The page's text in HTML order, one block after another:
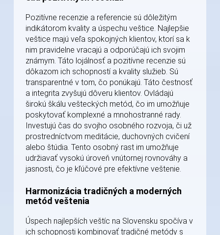
Pozitívne recenzie a referencie sú dôležitým
indikátorom kvality a úspechu veštice. Najlepšie
veštice majú veľa spokojných klientov, ktorí sa k
nim pravidelne vracajú a odporúčajú ich svojim
známym. Táto lojálnosť a pozitívne recenzie sú
dôkazom ich schopností a kvality služieb. Sú
transparentné v tom, čo ponúkajú. Táto čestnosť
a integrita zvyšujú dôveru klientov. Ovládajú
širokú škálu vešteckých metód, čo im umožňuje
poskytovať komplexné a mnohostranné rady.
Investujú čas do svojho osobného rozvoja, či už
prostredníctvom meditácie, duchovných cvičení
alebo štúdia. Tento osobný rast im umožňuje
udržiavať vysokú úroveň vnútornej rovnováhy a
jasnosti, čo je kľúčové pre efektívne veštenie.
Harmonizácia tradičných a moderných
metód veštenia
Úspech najlepších veštíc na Slovensku spočíva v
ich schopnosti kombinovať tradičné metódy s